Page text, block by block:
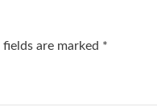
fields are marked *